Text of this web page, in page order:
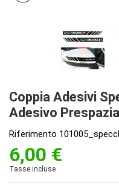
Coppia Adesivi
Adesivo
Riferimento
6,00 €
Tasse incluse